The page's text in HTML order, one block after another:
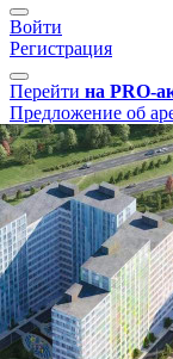
Войти
Регистрация
Перейти на PRO-
Предложение об